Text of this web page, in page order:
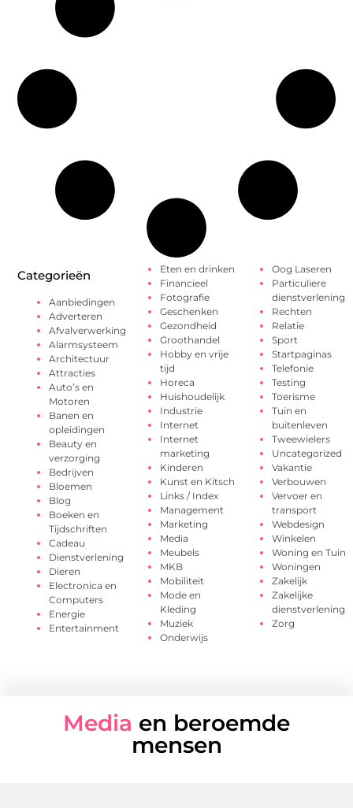
Categorieën
Aanbiedingen
Adverteren
Afvalverwerking
Alarmsysteem
Architectuur
Attracties
Auto’s en
Motoren
Banen en
opleidingen
Beauty en
verzorging
Bedrijven
Bloemen
Blog
Boeken en
Tijdschriften
Cadeau
Dienstverlening
Dieren
Electronica en
Computers
Energie
Entertainment
Eten en drinken
Financieel
Fotografie
Geschenken
Gezondheid
Groothandel
Hobby en vrije
tijd
Horeca
Huishoudelijk
Industrie
Internet
Internet
marketing
Kinderen
Kunst en Kitsch
Links / Index
Management
Marketing
Media
Meubels
MKB
Mobiliteit
Mode en
Kleding
Muziek
Onderwijs
Oog Laseren
Particuliere
dienstverlening
Rechten
Relatie
Sport
Startpaginas
Telefonie
Testing
Toerisme
Tuin en
buitenleven
Tweewielers
Uncategorized
Vakantie
Verbouwen
Vervoer en
transport
Webdesign
Winkelen
Woning en Tuin
Woningen
Zakelijk
Zakelijke
dienstverlening
Zorg
Media en beroemde
mensen